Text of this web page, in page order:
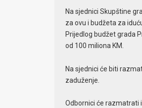
Na sjednici Skupštine
za ovu i budžeta za
Prijedlog budžet grada
od 100 miliona KM.
Na sjednici će biti
zaduženje.
Odbornici će razmatrati